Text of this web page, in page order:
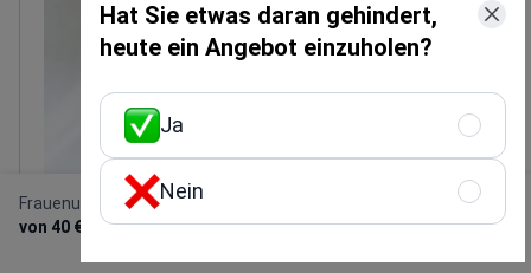
Frauenuntersuchung
von 40 €
persönliches Angebot
Hat Sie etwas daran gehindert,
heute ein Angebot einzuholen?
Ja
Nein